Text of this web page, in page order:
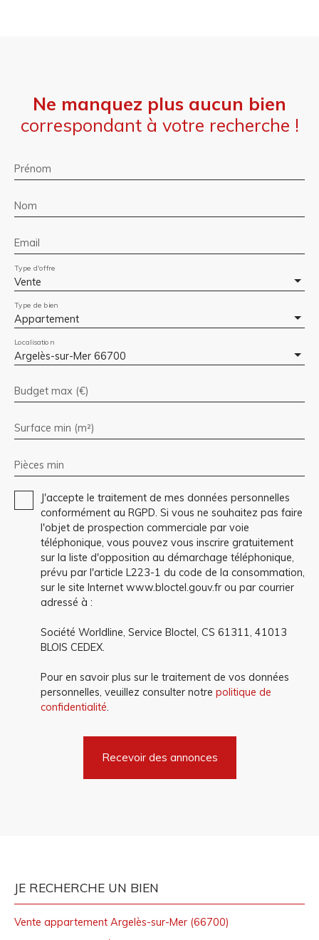
Ne manquez plus aucun bien
correspondant à votre recherche !
Prénom
Nom
Email
Vente
Type d'offre
Appartement
Type de bien
Argelès-sur-Mer 66700
Localisation
Budget max (€)
Surface min (m²)
Pièces min
J'accepte le traitement de mes données personnelles
conformément au RGPD. Si vous ne souhaitez pas faire
l'objet de prospection commerciale par voie
téléphonique, vous pouvez vous inscrire gratuitement
sur la liste d'opposition au démarchage téléphonique,
prévu par l'article L223-1 du code de la consommation,
sur le site Internet www.bloctel.gouv.fr ou par courrier
adressé à :
Société Worldline, Service Bloctel, CS 61311, 41013
BLOIS CEDEX.
Pour en savoir plus sur le traitement de vos données
personnelles, veuillez consulter notre politique de
confidentialité.
Recevoir des annonces
JE RECHERCHE UN BIEN
Vente appartement Argelès-sur-Mer (66700)